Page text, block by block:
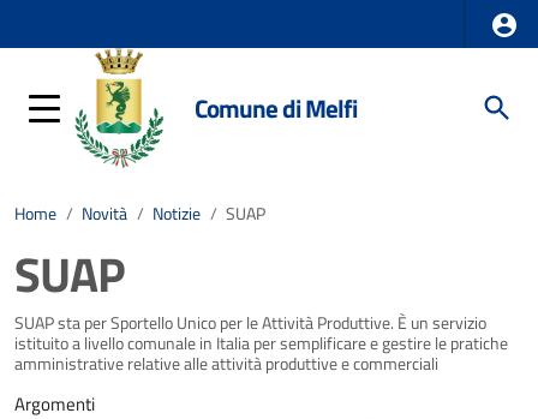
Comune di Melfi
Home / Novità / Notizie / SUAP
SUAP
SUAP sta per Sportello Unico per le Attività Produttive. È un servizio
istituito a livello comunale in Italia per semplificare e gestire le pratiche
amministrative relative alle attività produttive e commerciali
Argomenti